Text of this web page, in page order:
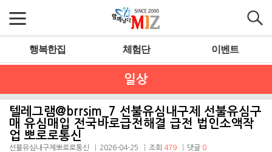
행복한집 체험단 이벤트
일상
텔레그램@brrsim_7 선불유심내구제 선불유심구
매 유심매입 전국바로급전해결 급전 법인소액작
업 뽀로로통신
선불유심내구제뽀로로통신 2026-04-25 조회 479 댓글 0